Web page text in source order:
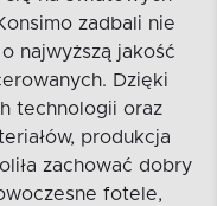
zadbali nie
najwyższą jakość
Dzięki
technologii oraz
produkcja
zachować dobry
fotele,